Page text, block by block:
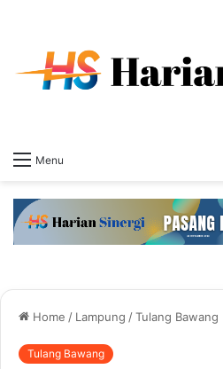
Menu
Home / Lampung /Tulang Bawang
Tulang Bawang